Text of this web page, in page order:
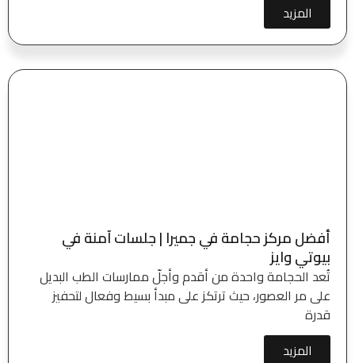
المزيد
أفضل مركز حجامة في جميرا | جلسات آمنة في
بيوتي وايز
تُعد الحجامة واحدة من أقدم وأجلّ ممارسات الطب البديل
على مر العصور، حيث ترتكز على مبدأ بسيط وفعال لتحفيز
قدرة
المزيد